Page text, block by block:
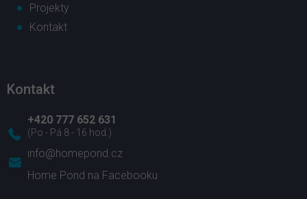
Projekty
Kontakt
Kontakt
info@homepond.cz
+420 777 652 631
Home Pond na Facebooku